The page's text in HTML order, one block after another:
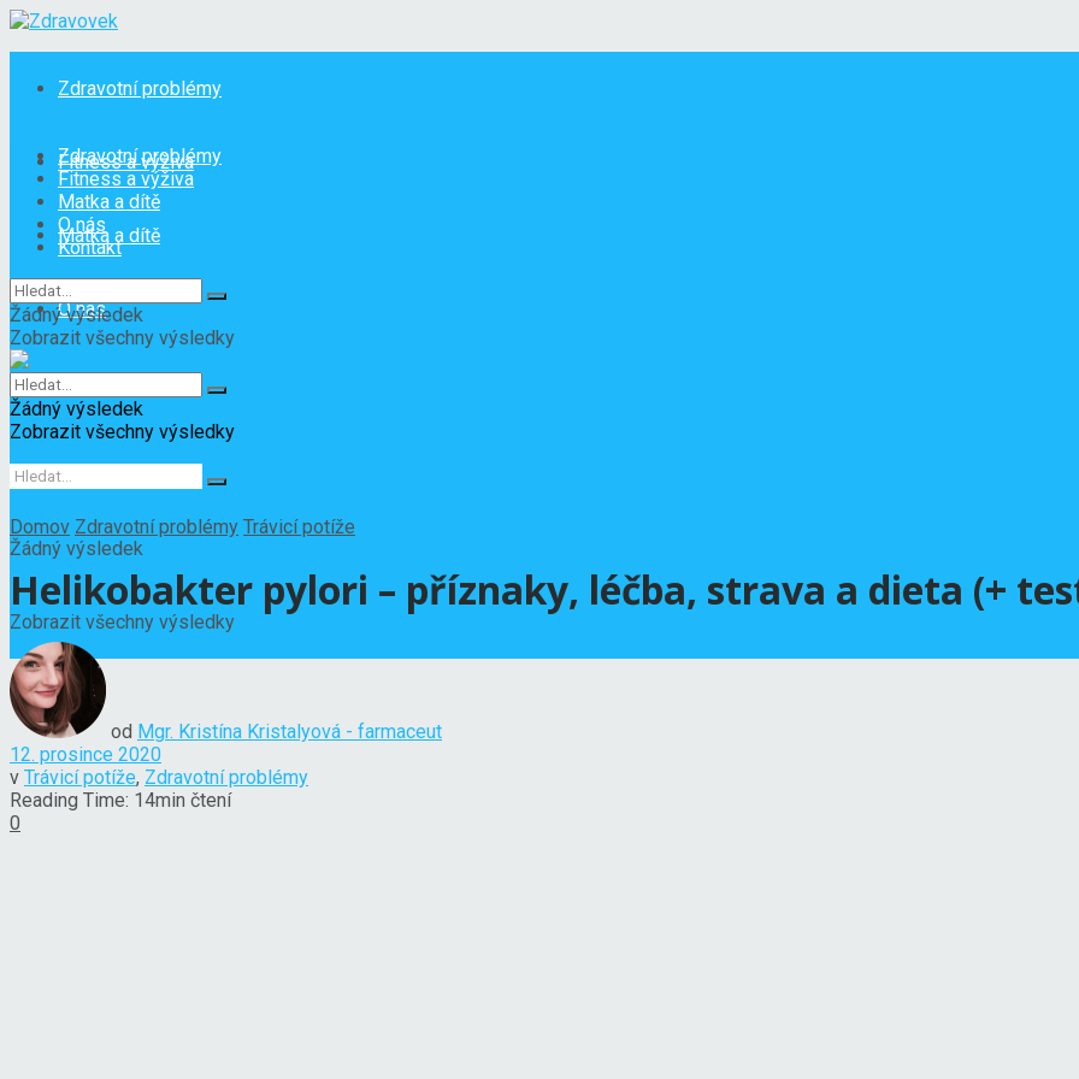
Zdravotní problémy
Fitness a výživa
Matka a dítě
O nás
Kontakt
Žádný výsledek
Zobrazit všechny výsledky
Zdravotní problémy
Fitness a výživa
Matka a dítě
O nás
Kontakt
Žádný výsledek
Zobrazit všechny výsledky
Žádný výsledek
Zobrazit všechny výsledky
Domov Zdravotní problémy Trávicí potíže
Helikobakter pylori – příznaky, léčba, strava a dieta (+
od Mgr. Kristína Kristalyová - farmaceut
12. prosince 2020
v Trávicí potíže, Zdravotní problémy
Reading Time: 14min čtení
0